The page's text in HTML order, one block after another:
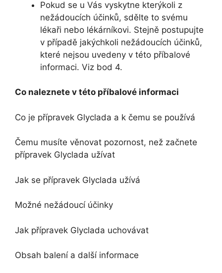
Pokud se u Vás vyskytne kterýkoli z
nežádoucích účinků, sdělte to svému
lékaři nebo lékárníkovi. Stejně postupujte
v případě jakýchkoli nežádoucích účinků,
které nejsou uvedeny v této příbalové
informaci. Viz bod 4.
Co naleznete v této příbalové informaci
Co je přípravek Glyclada a k čemu se používá
Čemu musíte věnovat pozornost, než začnete
přípravek Glyclada užívat
Jak se přípravek Glyclada užívá
Možné nežádoucí účinky
Jak přípravek Glyclada uchovávat
Obsah balení a další informace